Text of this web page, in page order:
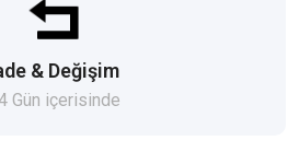
& Değişim
Gün içerisinde